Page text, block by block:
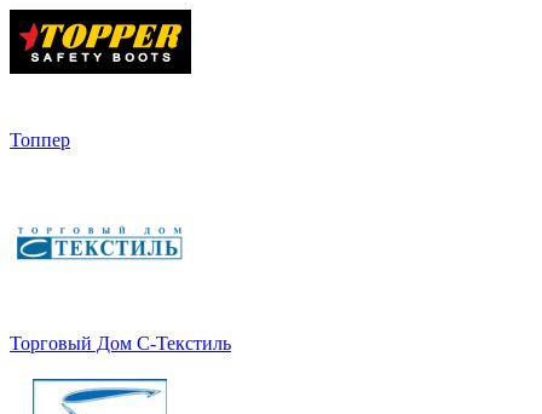
Топпер
Торговый Дом С-Текстиль